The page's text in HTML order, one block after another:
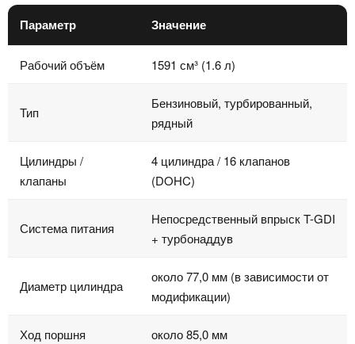
Параметр Значение
Рабочий объём 1591 см³ (1.6 л)
Тип
Бензиновый, турбированный,
рядный
Цилиндры /
клапаны
4 цилиндра / 16 клапанов
(DOHC)
Система питания
Непосредственный впрыск T-GDI
+ турбонаддув
Диаметр цилиндра
около 77,0 мм (в зависимости от
модификации)
Ход поршня около 85,0 мм